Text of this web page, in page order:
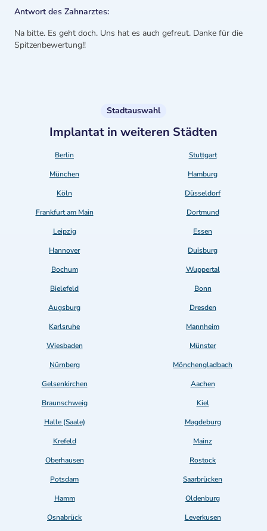
Antwort des Zahnarztes:
Na bitte. Es geht doch. Uns hat es auch gefreut. Danke für die
Spitzenbewertung!!
Stadtauswahl
Implantat in weiteren Städten
Berlin
Stuttgart
München
Hamburg
Köln
Düsseldorf
Frankfurt am Main
Dortmund
Leipzig
Essen
Hannover
Duisburg
Bochum
Wuppertal
Bielefeld
Bonn
Augsburg
Dresden
Karlsruhe
Mannheim
Wiesbaden
Münster
Nürnberg
Mönchengladbach
Gelsenkirchen
Aachen
Braunschweig
Kiel
Halle (Saale)
Magdeburg
Krefeld
Mainz
Oberhausen
Rostock
Potsdam
Saarbrücken
Hamm
Oldenburg
Osnabrück
Leverkusen